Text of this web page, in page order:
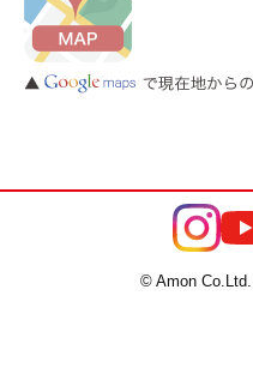
© Amon Co.Ltd.